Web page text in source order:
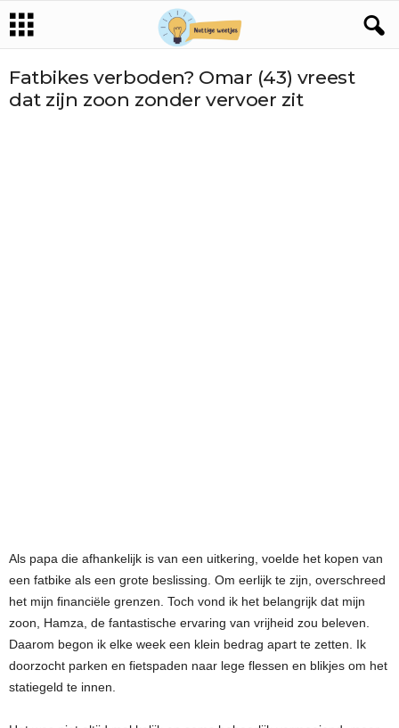
Fatbikes verboden? Omar (43) vreest
dat zijn zoon zonder vervoer zit
Als papa die afhankelijk is van een uitkering, voelde het kopen van
een fatbike als een grote beslissing. Om eerlijk te zijn, overschreed
het mijn financiële grenzen. Toch vond ik het belangrijk dat mijn
zoon, Hamza, de fantastische ervaring van vrijheid zou beleven.
Daarom begon ik elke week een klein bedrag apart te zetten. Ik
doorzocht parken en fietspaden naar lege flessen en blikjes om het
statiegeld te innen.